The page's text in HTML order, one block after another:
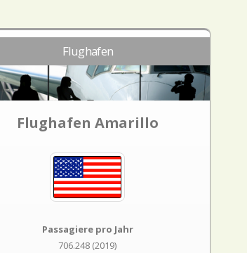
Flughafen
Flughafen Amarillo
Passagiere pro Jahr
706.248 (2019)